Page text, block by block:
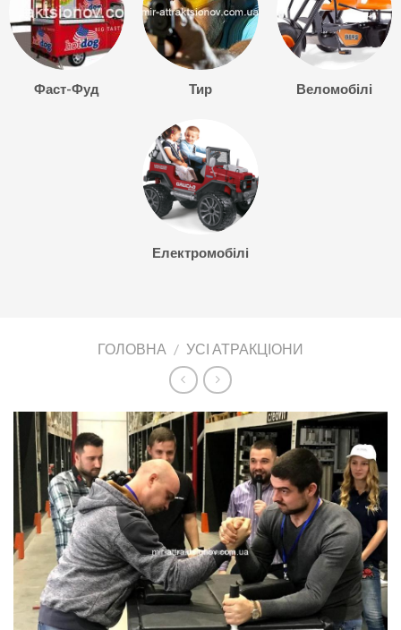
Фаст-Фуд Тир Веломобілі
Електромобілі
ГОЛОВНА / УСІ АТРАКЦІОНИ